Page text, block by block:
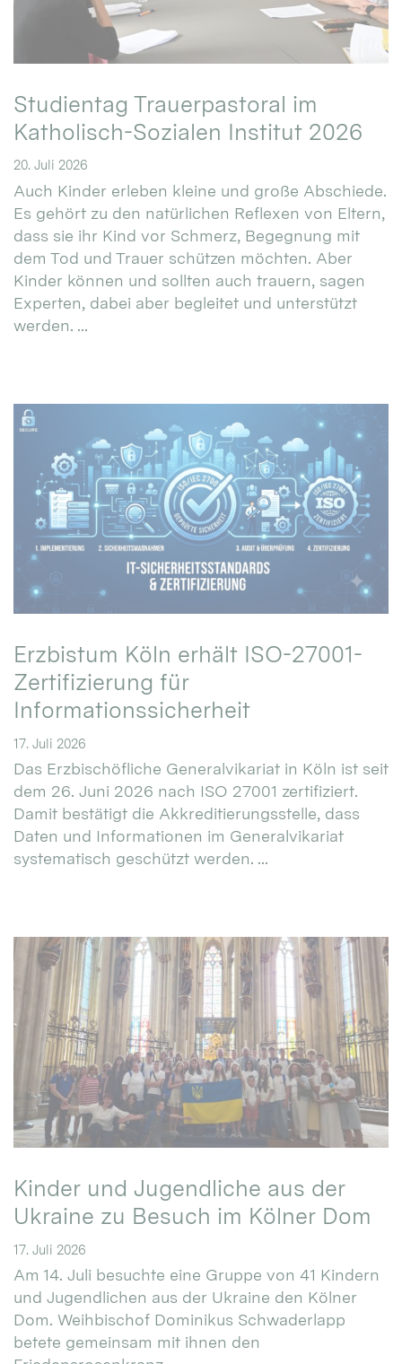
Studientag Trauerpastoral im
Katholisch-Sozialen Institut 2026
20. Juli 2026
Auch Kinder erleben kleine und große Abschiede.
Es gehört zu den natürlichen Reflexen von Eltern,
dass sie ihr Kind vor Schmerz, Begegnung mit
dem Tod und Trauer schützen möchten. Aber
Kinder können und sollten auch trauern, sagen
Experten, dabei aber begleitet und unterstützt
werden. ...
Erzbistum Köln erhält ISO-27001-
Zertifizierung für
Informationssicherheit
17. Juli 2026
Das Erzbischöfliche Generalvikariat in Köln ist seit
dem 26. Juni 2026 nach ISO 27001 zertifiziert.
Damit bestätigt die Akkreditierungsstelle, dass
Daten und Informationen im Generalvikariat
systematisch geschützt werden. ...
Kinder und Jugendliche aus der
Ukraine zu Besuch im Kölner Dom
17. Juli 2026
Am 14. Juli besuchte eine Gruppe von 41 Kindern
und Jugendlichen aus der Ukraine den Kölner
Dom. Weihbischof Dominikus Schwaderlapp
betete gemeinsam mit ihnen den